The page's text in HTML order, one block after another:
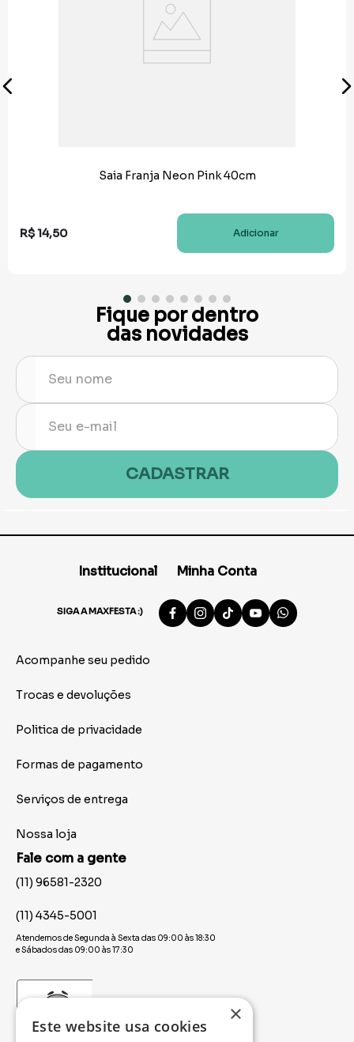
Saia Franja Neon Pink 40cm
R$14,50 Adicionar
Fique por dentro
das novidades
CADASTRAR
Institucional Minha Conta
SIGA A MAXFESTA :)
Acompanhe seu pedido
Trocas e devoluções
Politica de privacidade
Formas de pagamento
Serviços de entrega
Nossa loja
Fale com a gente
(11) 96581-2320
(11) 4345-5001
Atendemos de Segunda à Sexta das 09:00 às 18:30
e Sábados das 09:00 às 17:30
×
Este website usa cookies